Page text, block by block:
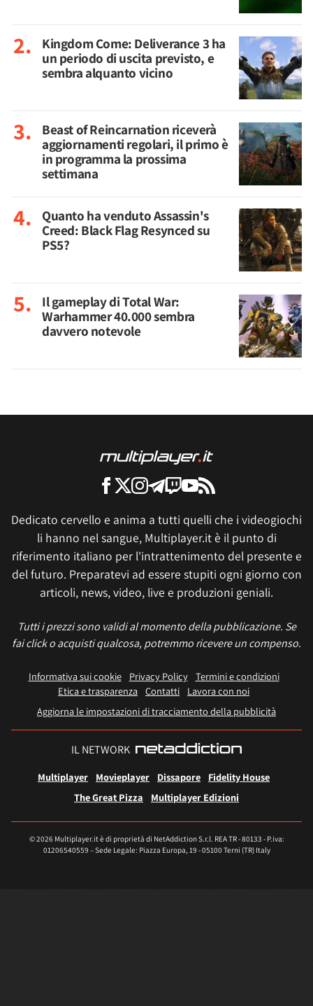
Kingdom Come: Deliverance 3 ha
un periodo di uscita previsto, e
sembra alquanto vicino
Beast of Reincarnation riceverà
aggiornamenti regolari, il primo è
in programma la prossima
settimana
Quanto ha venduto Assassin's
Creed: Black Flag Resynced su
PS5?
Il gameplay di Total War:
Warhammer 40.000 sembra
davvero notevole
Dedicato cervello e anima a tutti quelli che i videogiochi
li hanno nel sangue, Multiplayer.it è il punto di
riferimento italiano per l'intrattenimento del presente e
del futuro. Preparatevi ad essere stupiti ogni giorno con
articoli, news, video, live e produzioni geniali.
Tutti i prezzi sono validi al momento della pubblicazione. Se
fai click o acquisti qualcosa, potremmo ricevere un compenso.
Informativa sui cookie Privacy Policy
Termini e condizioni
Etica e trasparenza Contatti
Lavora con noi
Aggiorna le impostazioni di tracciamento della pubblicità
IL NETWORK
Multiplayer Movieplayer Dissapore
Fidelity House
The Great Pizza
Multiplayer Edizioni
© 2026 Multiplayer.it è di proprietà di NetAddiction S.r.l. REA TR - 80133 - P.iva:
01206540559 – Sede Legale: Piazza Europa, 19 - 05100 Terni (TR) Italy